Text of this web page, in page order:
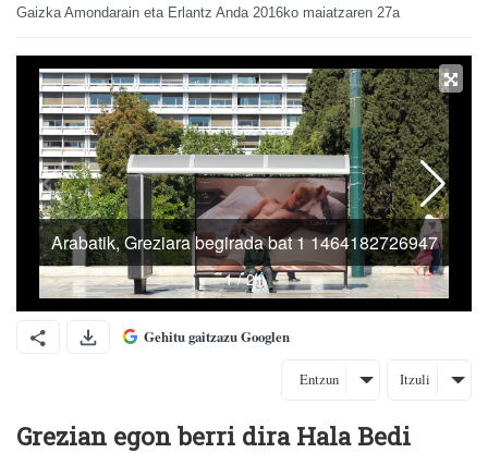
Gaizka Amondarain eta Erlantz Anda 2016ko maiatzaren 27a
Gehitu gaitzazu Googlen
Entzun Itzuli
Grezian egon berri dira Hala Bedi